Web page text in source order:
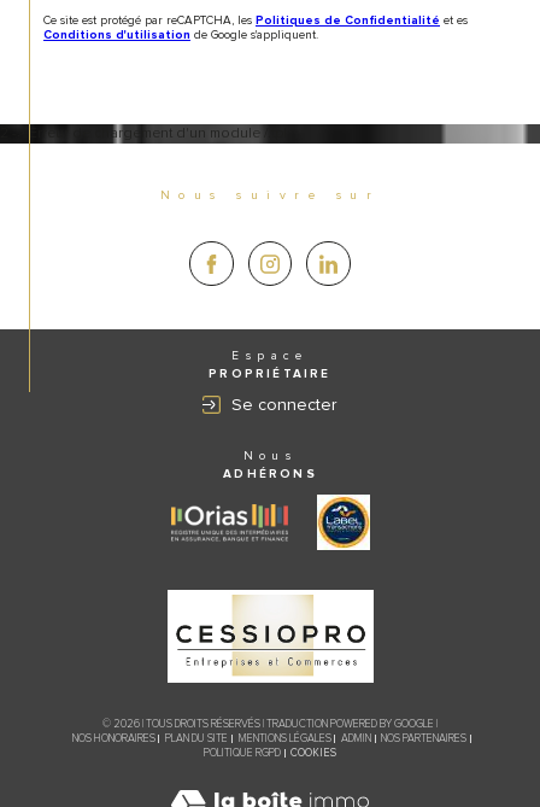
Ce site est protégé par reCAPTCHA, les Politiques de Confidentialité et es
Conditions d'utilisation de Google s'appliquent.
2 -> Erreur de chargement d'un module /.tpl
Nous suivre sur
Espace
PROPRIÉTAIRE
Se connecter
Nous
ADHÉRONS
© 2026 | TOUS DROITS RÉSERVÉS | TRADUCTION POWERED BY GOOGLE |
NOS HONORAIRES
PLAN DU SITE MENTIONS LÉGALES ADMIN
NOS PARTENAIRES
POLITIQUE RGPD
COOKIES